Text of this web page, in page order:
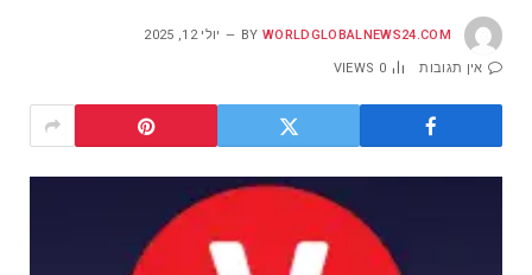
BY WORLDGLOBALNEWS24.COM יולי 12, 2025
אין תגובות 0
VIEWS